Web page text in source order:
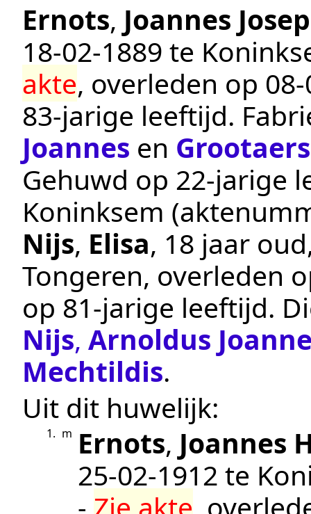
Ernots, Joannes
18‑02‑1889 te
akte, overleden op
83-jarige leeftijd.
Joannes en Grootaers
Gehuwd op 22-jarige
Koninksem
Nijs, Elisa, 18 jaar
Tongeren, overleden
op 81-jarige leeftijd.
Nijs, Arnoldus
Mechtildis.
Uit dit huwelijk:
1. m Ernots, Joannes
25‑02‑1912 te